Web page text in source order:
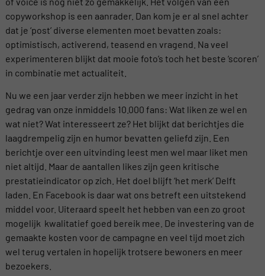
copyworkshop is een aanrader. Dan kom je er al snel achter
dat je ‘post’ diverse elementen moet bevatten zoals:
optimistisch, activerend, teasend en vragend. Na veel
experimenteren blijkt dat mooie foto’s toch het beste ‘scoren’
in combinatie met actualiteit.
Nu we een jaar verder zijn hebben we meer inzicht in het
gedrag van onze inmiddels 10.000 fans: Wat liken ze wel en
wat niet? Wat interesseert ze? Het blijkt dat berichtjes die
laagdrempelig zijn en humor bevatten geliefd zijn. Een
berichtje over een uitvinding leest men wel maar liket men
niet altijd. Maar de aantallen likes zijn geen kritische
prestatieindicator op zich. Het doel blijft ‘het merk’ Delft
laden. En Facebook is daar wat ons betreft een uitstekend
middel voor. Uiteraard speelt het hebben van een zo groot
mogelijk kwalitatief goed bereik mee. De investering van de
gemaakte kosten voor de campagne en veel tijd moet zich
wel terug vertalen in hopelijk trotsere bewoners en meer
bezoekers.